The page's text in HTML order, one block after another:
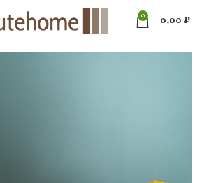
0 0,00 ₽